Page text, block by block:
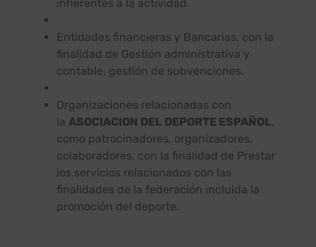
inherentes a la actividad.
Entidades financieras y Bancarias, con la
finalidad de Gestión administrativa y
contable, gestión de subvenciones.
Organizaciones relacionadas con
la ASOCIACION DEL DEPORTE ESPAÑOL,
como patrocinadores, organizadores,
colaboradores, con la finalidad de Prestar
los servicios relacionados con las
finalidades de la federación incluida la
promoción del deporte.